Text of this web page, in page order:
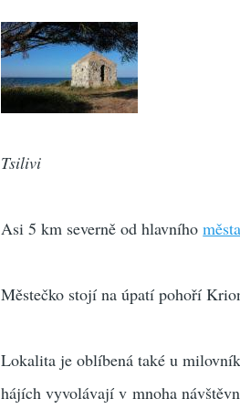
Tsilivi
Asi 5 km severně od hlavního
Městečko stojí na úpatí pohoří
Lokalita je oblíbená také u
hájích vyvolávají v mnoha